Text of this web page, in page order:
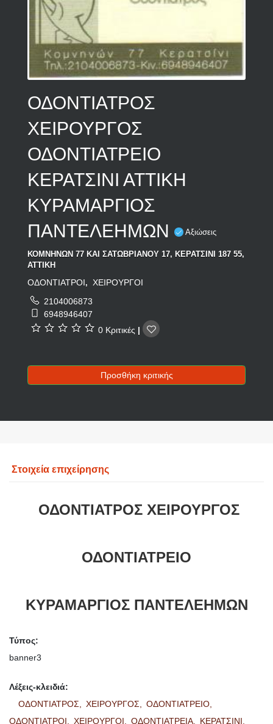
ΟΔΟΝΤΙΑΤΡΟΣ
ΧΕΙΡΟΥΡΓΟΣ
ΟΔΟΝΤΙΑΤΡΕΙΟ
ΚΕΡΑΤΣΙΝΙ ΑΤΤΙΚΗ
ΚΥΡΑΜΑΡΓΙΟΣ
ΠΑΝΤΕΛΕΗΜΩΝ
Αξιώσεις
ΚΟΜΝΗΝΩΝ 77 ΚΑΙ ΣΑΤΩΒΡΙΑΝΟΥ 17, ΚΕΡΑΤΣΙΝΙ 187 55,
ΑΤΤΙΚΗ
ΟΔΟΝΤΙΑΤΡΟΙ, ΧΕΙΡΟΥΡΓΟΙ
2104006873
6948946407
0 Κριτικές |
Προσθήκη κριτικής
Στοιχεία επιχείρησης
ΟΔΟΝΤΙΑΤΡΟΣ ΧΕΙΡΟΥΡΓΟΣ
ΟΔΟΝΤΙΑΤΡΕΙΟ
ΚΥΡΑΜΑΡΓΙΟΣ ΠΑΝΤΕΛΕΗΜΩΝ
Τύπος:
banner3
Λέξεις-κλειδιά:
ΟΔΟΝΤΙΑΤΡΟΣ,
ΧΕΙΡΟΥΡΓΟΣ,
ΟΔΟΝΤΙΑΤΡΕΙΟ,
ΟΔΟΝΤΙΑΤΡΟΙ,
ΧΕΙΡΟΥΡΓΟΙ, ΟΔΟΝΤΙΑΤΡΕΙΑ, ΚΕΡΑΤΣΙΝΙ,